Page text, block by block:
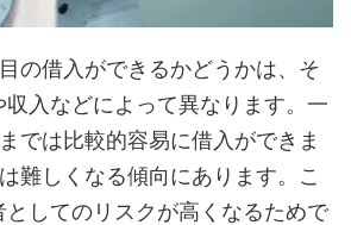
の借入ができるかどうかは、そ
入などによって異なります。一
では比較的容易に借入ができま
難しくなる傾向にあります。こ
してのリスクが高くなるためで